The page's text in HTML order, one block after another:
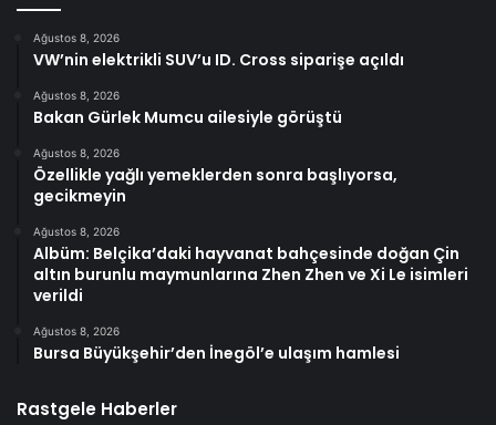
Ağustos 8, 2026
VW’nin elektrikli SUV’u ID. Cross siparişe açıldı
Ağustos 8, 2026
Bakan Gürlek Mumcu ailesiyle görüştü
Ağustos 8, 2026
Özellikle yağlı yemeklerden sonra başlıyorsa,
gecikmeyin
Ağustos 8, 2026
Albüm: Belçika’daki hayvanat bahçesinde doğan Çin
altın burunlu maymunlarına Zhen Zhen ve Xi Le isimleri
verildi
Ağustos 8, 2026
Bursa Büyükşehir’den İnegöl’e ulaşım hamlesi
Rastgele Haberler